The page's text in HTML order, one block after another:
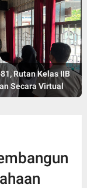
Binaan Rutan
HUT
Rutan Kelas IIB
Secara Virtual